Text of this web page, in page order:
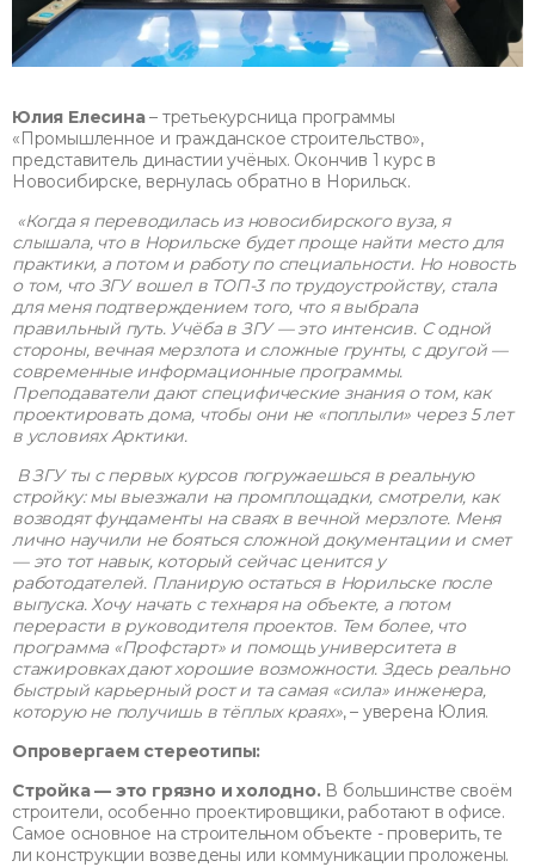
Юлия Елесина– третьекурсница программы
«Промышленное и гражданское строительство»,
представитель династии учёных. Окончив 1 курс в
Новосибирске, вернулась обратно в Норильск.
«Когда я переводилась из новосибирского вуза, я
слышала, что в Норильске будет проще найти место для
практики, а потом и работу по специальности. Но новость
о том, что ЗГУ вошел в ТОП-3 по трудоустройству, стала
для меня подтверждением того, что я выбрала
правильный путь. Учёба в ЗГУ — это интенсив. С одной
стороны, вечная мерзлота и сложные грунты, с другой —
современные информационные программы.
Преподаватели дают специфические знания о том, как
проектировать дома, чтобы они не «поплыли» через 5 лет
в условиях Арктики.
В ЗГУ ты с первых курсов погружаешься в реальную
стройку: мы выезжали на промплощадки, смотрели, как
возводят фундаменты на сваях в вечной мерзлоте. Меня
лично научили не бояться сложной документации и смет
— это тот навык, который сейчас ценится у
работодателей. Планирую остаться в Норильске после
выпуска. Хочу начать с технаря на объекте, а потом
перерасти в руководителя проектов. Тем более, что
программа «Профстарт» и помощь университета в
стажировках дают хорошие возможности. Здесь реально
быстрый карьерный рост и та самая «сила» инженера,
которую не получишь в тёплых краях», – уверена Юлия.
Опровергаем стереотипы:
Стройка — это грязно и холодно. В большинстве своём
строители, особенно проектировщики, работают в офисе.
Самое основное на строительном объекте - проверить, те
ли конструкции возведены или коммуникации проложены.